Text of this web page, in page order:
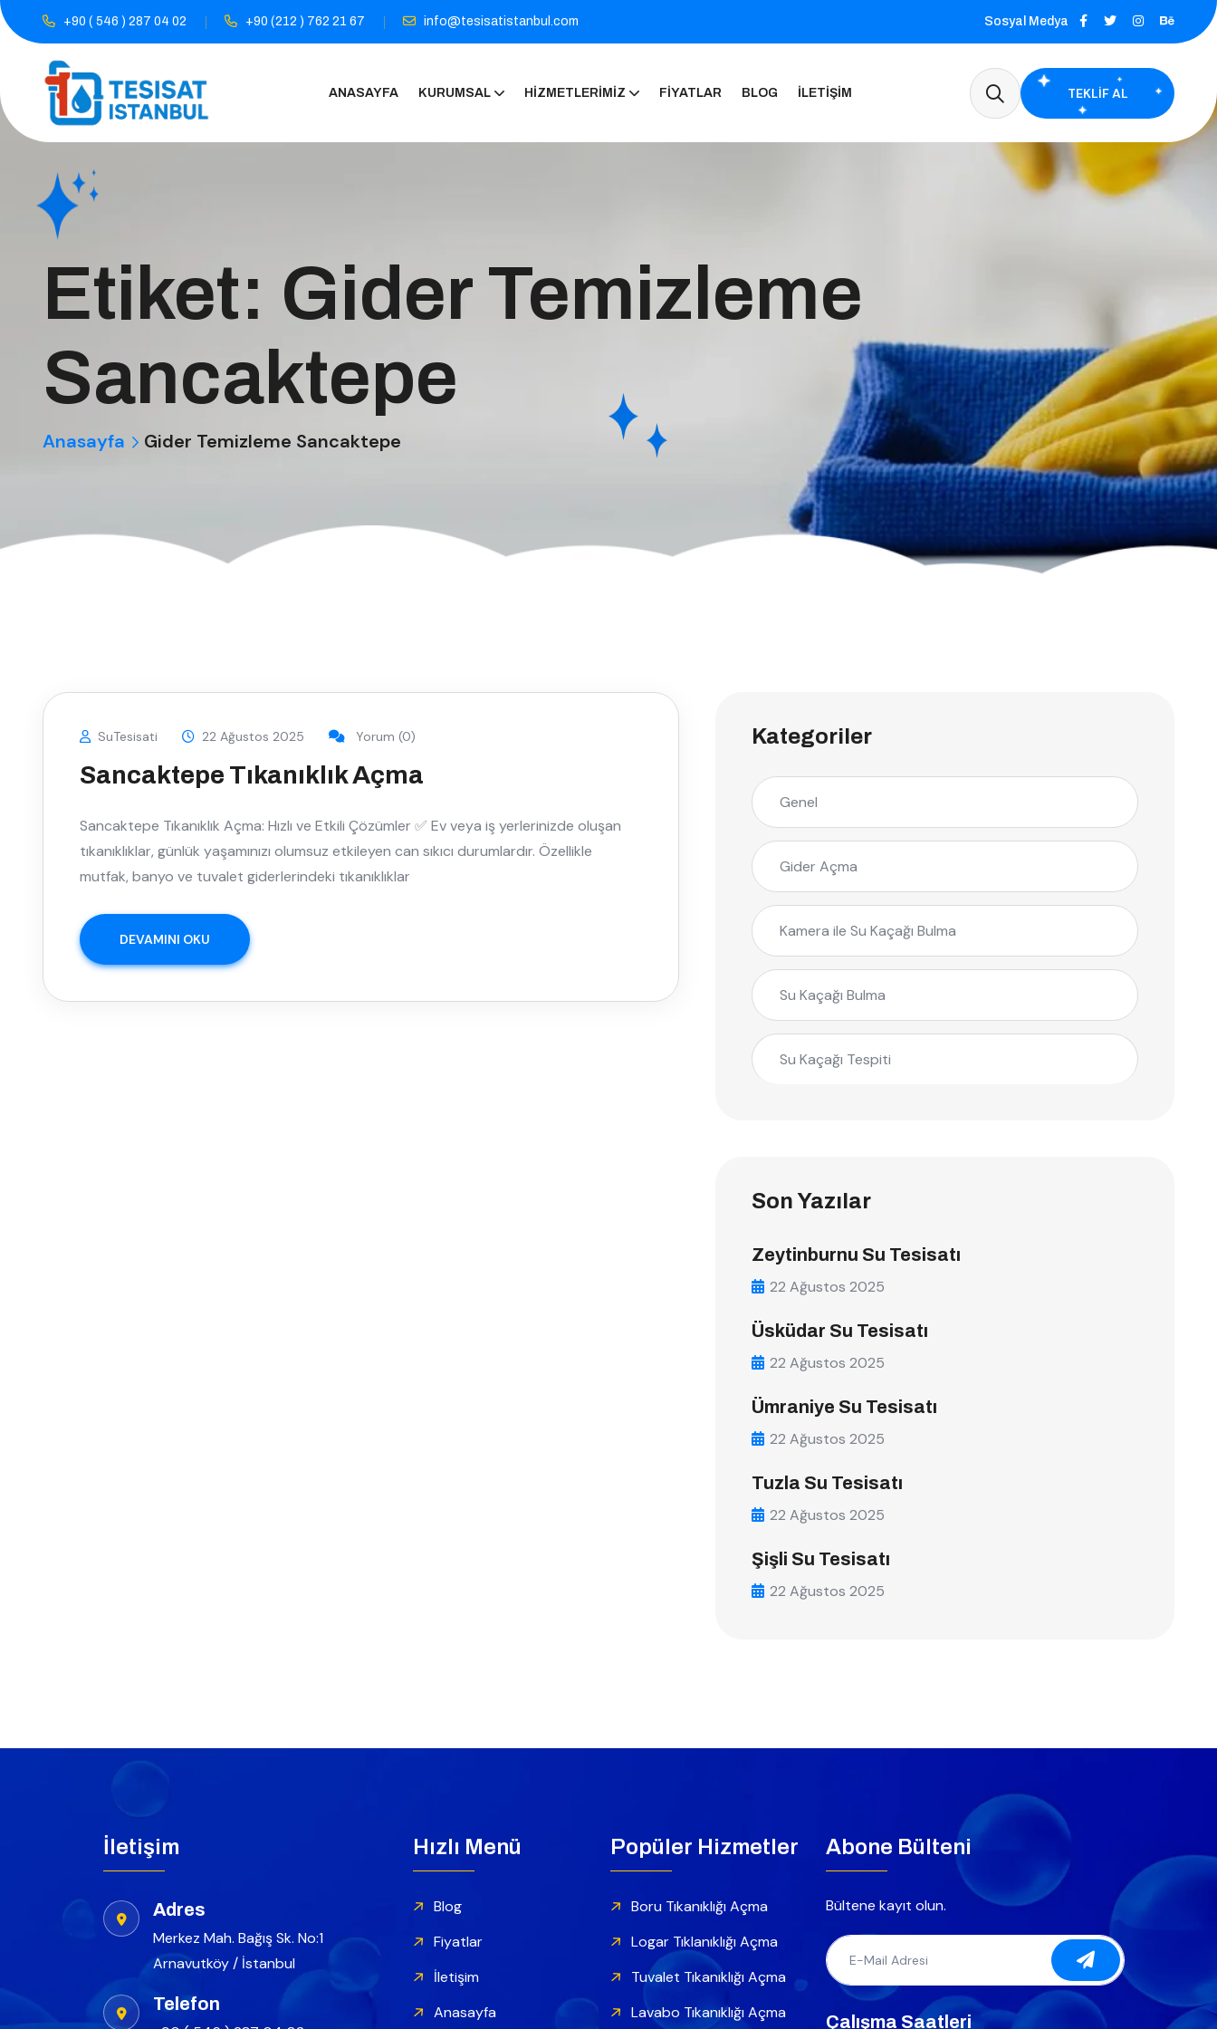
+90 ( 546 ) 287 04 02 +90 (212 ) 762 21 67 info@tesisatistanbul.com Sosyal Medya
ANASAYFA KURUMSAL HIZMETLERIMIZ FIYATLAR BLOG İLETIŞIM TEKLIF AL
Etiket: Gider Temizleme
Sancaktepe
Anasayfa Gider Temizleme Sancaktepe
SuTesisati 22 Ağustos 2025 Yorum (0)
Sancaktepe Tıkanıklık Açma
Sancaktepe Tıkanıklık Açma: Hızlı ve Etkili Çözümler ✅ Ev veya iş yerlerinizde oluşan
tıkanıklıklar, günlük yaşamınızı olumsuz etkileyen can sıkıcı durumlardır. Özellikle
mutfak, banyo ve tuvalet giderlerindeki tıkanıklıklar
DEVAMINI OKU
Kategoriler
Genel
Gider Açma
Kamera ile Su Kaçağı Bulma
Su Kaçağı Bulma
Su Kaçağı Tespiti
Son Yazılar
Zeytinburnu Su Tesisatı
22 Ağustos 2025
Üsküdar Su Tesisatı
22 Ağustos 2025
Ümraniye Su Tesisatı
22 Ağustos 2025
Tuzla Su Tesisatı
22 Ağustos 2025
Şişli Su Tesisatı
22 Ağustos 2025
İletişim
Adres
Merkez Mah. Bağış Sk. No:1
Arnavutköy / İstanbul
Telefon
Hızlı Menü
Blog
Fiyatlar
İletişim
Anasayfa
Popüler Hizmetler
Boru Tıkanıklığı Açma
Logar Tıklanıklığı Açma
Tuvalet Tıkanıklığı Açma
Lavabo Tıkanıklığı Açma
Abone Bülteni
Bültene kayıt olun.
Çalışma Saatleri